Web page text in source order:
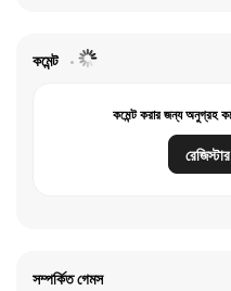
কমেন্ট
কমেন্ট করার জন্য অনুগ্রহ
রেজিস্টার
সম্পর্কিত গেমস